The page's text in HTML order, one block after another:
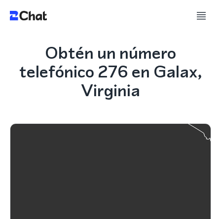
Obtén un número
telefónico 276 en Galax,
Virginia